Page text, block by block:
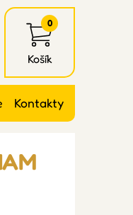
0
Košík
Kontakty